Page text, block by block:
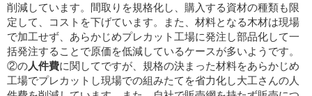
削減しています。間取りを規格化し、購入する資材の種類も限
定して、コストを下げています。また、材料となる木材は現場
で加工せず、あらかじめプレカット工場に発注し部品化して一
括発注することで原価を低減しているケースが多いようです。
②の人件費に関してですが、規格の決まった材料をあらかじめ
工場でプレカットし現場での組みたてを省力化し大工さんの人